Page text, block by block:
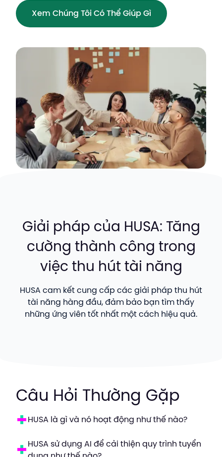
Xem Chúng Tôi Có Thể Giúp Gì
Giải pháp của HUSA: Tăng
cường thành công trong
việc thu hút tài năng
HUSA cam kết cung cấp các giải pháp thu hút
tài năng hàng đầu, đảm bảo bạn tìm thấy
những ứng viên tốt nhất một cách hiệu quả.
Câu Hỏi Thường Gặp
HUSA là gì và nó hoạt động như thế nào?
HUSA sử dụng AI để cải thiện quy trình tuyển